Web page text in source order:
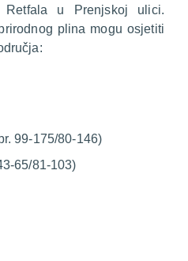
Retfala u Prenjskoj ulici.
plina mogu osjetiti
99-175/80-146)
65/81-103)